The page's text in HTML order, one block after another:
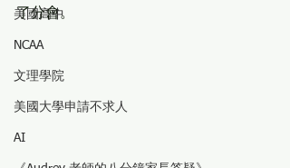
美國高中
NCAA
文理學院
美國大學申請不求人
AI
了分會。